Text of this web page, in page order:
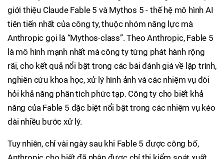
giới thiệu Claude Fable 5 và Mythos 5 - thế hệ mô hình AI
tiên tiến nhất của công ty, thuộc nhóm năng lực mà
Anthropic gọi là “Mythos-class”. Theo Anthropic, Fable 5
là mô hình mạnh nhất mà công ty từng phát hành rộng
rãi, cho kết quả nổi bật trong các bài đánh giá về lập trình,
nghiên cứu khoa học, xử lý hình ảnh và các nhiệm vụ đòi
hỏi khả năng phân tích phức tạp. Công ty cho biết khả
năng của Fable 5 đặc biệt nổi bật trong các nhiệm vụ kéo
dài nhiều bước xử lý.
Tuy nhiên, chỉ vài ngày sau khi Fable 5 được công bố,